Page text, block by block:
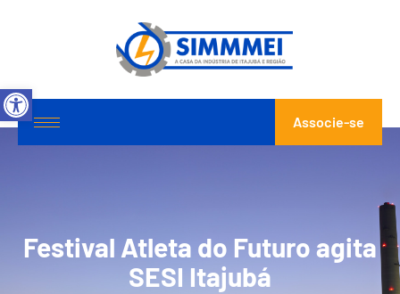
Abrir a barra de ferramentas
Associe-se
Festival Atleta do Futuro agita
SESI Itajubá